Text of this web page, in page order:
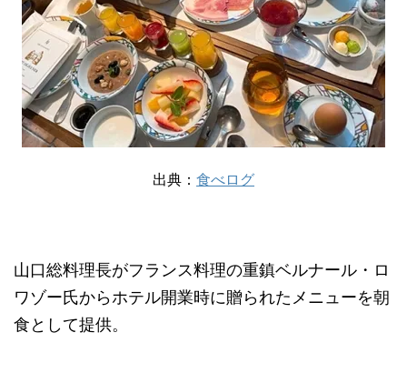
出典： 食べログ
山口総料理長がフランス料理の重鎮ベルナール・ロ
ワゾー氏からホテル開業時に贈られたメニューを朝
食として提供。